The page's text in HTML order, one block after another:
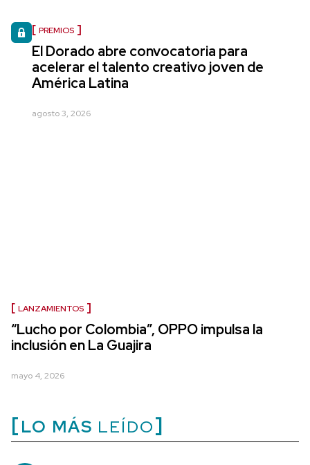
PREMIOS
El Dorado abre convocatoria para
acelerar el talento creativo joven de
América Latina
agosto 3, 2026
LANZAMIENTOS
“Lucho por Colombia”, OPPO impulsa la
inclusión en La Guajira
mayo 4, 2026
LO MÁS LEÍDO